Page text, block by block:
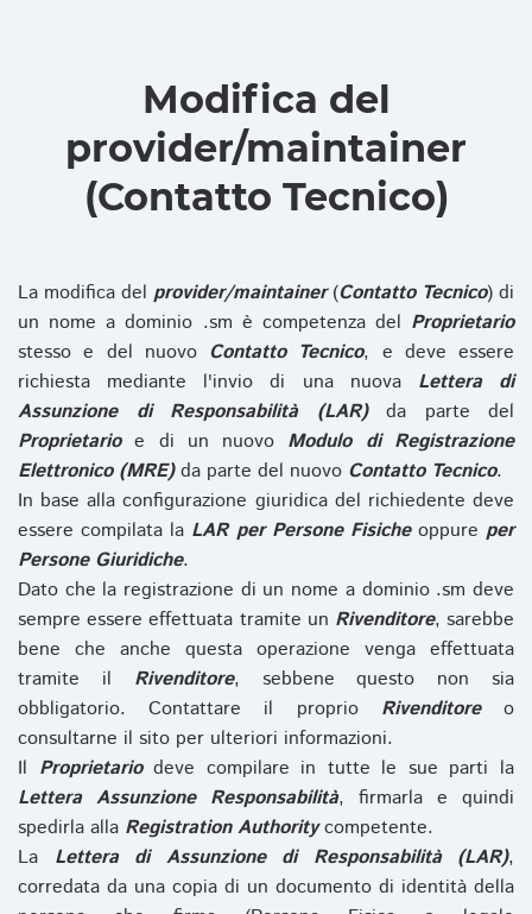
Modifica del
provider/maintainer
(Contatto Tecnico)
La modifica del provider/maintainer(Contatto Tecnico) di
un nome a dominio .sm è competenza del Proprietario
stesso e del nuovo Contatto Tecnico, e deve essere
richiesta mediante l'invio di una nuova Lettera di
Assunzione di Responsabilità (LAR)da parte del
Proprietarioe di un nuovo Modulo di Registrazione
Elettronico (MRE)da parte del nuovo Contatto Tecnico.
In base alla configurazione giuridica del richiedente deve
essere compilata la LAR per Persone Fisicheoppure per
Persone Giuridiche.
Dato che la registrazione di un nome a dominio .sm deve
sempre essere effettuata tramite un Rivenditore, sarebbe
bene che anche questa operazione venga effettuata
tramite il Rivenditore, sebbene questo non sia
obbligatorio. Contattare il proprio Rivenditoreo
consultarne il sito per ulteriori informazioni.
Il Proprietariodeve compilare in tutte le sue parti la
Lettera Assunzione Responsabilità, firmarla e quindi
spedirla alla Registration Authoritycompetente.
La Lettera di Assunzione di Responsabilità (LAR),
corredata da una copia di un documento di identità della